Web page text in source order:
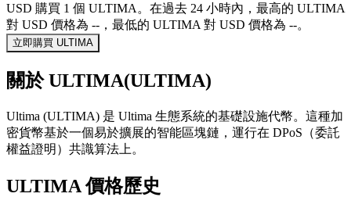
USD 購買 1 個 ULTIMA。在過去 24 小時內，最高的 ULTIMA
對 USD 價格為 --，最低的 ULTIMA 對 USD 價格為 --。
立即購買 ULTIMA
關於 ULTIMA(ULTIMA)
Ultima (ULTIMA) 是 Ultima 生態系統的基礎設施代幣。這種加
密貨幣基於一個易於擴展的智能區塊鏈，運行在 DPoS（委託
權益證明）共識算法上。
ULTIMA 價格歷史